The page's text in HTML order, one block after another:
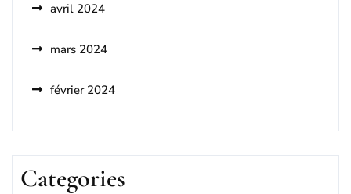
avril 2024
mars 2024
février 2024
Categories